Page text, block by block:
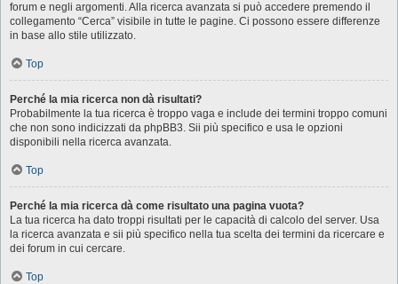
forum e negli argomenti. Alla ricerca avanzata si può accedere premendo il
collegamento “Cerca” visibile in tutte le pagine. Ci possono essere differenze
in base allo stile utilizzato.
Top
Perché la mia ricerca non dà risultati?
Probabilmente la tua ricerca è troppo vaga e include dei termini troppo comuni
che non sono indicizzati da phpBB3. Sii più specifico e usa le opzioni
disponibili nella ricerca avanzata.
Top
Perché la mia ricerca dà come risultato una pagina vuota?
La tua ricerca ha dato troppi risultati per le capacità di calcolo del server. Usa
la ricerca avanzata e sii più specifico nella tua scelta dei termini da ricercare e
dei forum in cui cercare.
Top